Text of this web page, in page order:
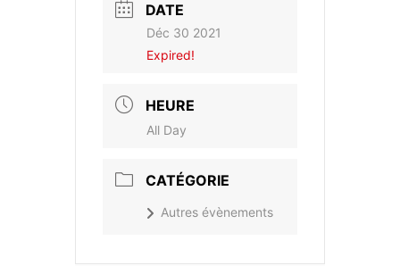
DATE
Déc 30 2021
Expired!
HEURE
All Day
CATÉGORIE
Autres évènements